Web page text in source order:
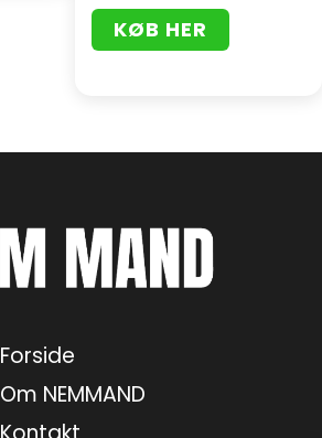
KØB HER
Forside
Om NEMMAND